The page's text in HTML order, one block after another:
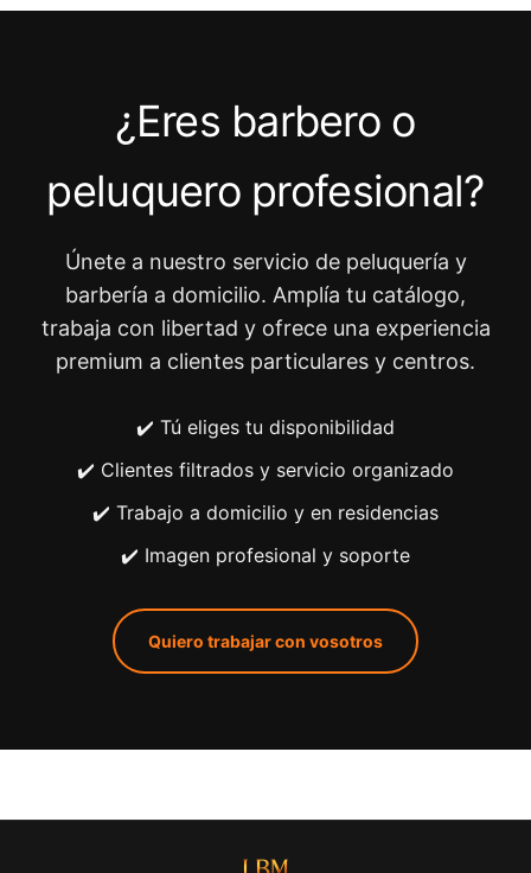
¿Eres barbero o
peluquero profesional?
Únete a nuestro servicio de peluquería y
barbería a domicilio. Amplía tu catálogo,
trabaja con libertad y ofrece una experiencia
premium a clientes particulares y centros.
✔️ Tú eliges tu disponibilidad
✔️ Clientes filtrados y servicio organizado
✔️ Trabajo a domicilio y en residencias
✔️ Imagen profesional y soporte
Quiero trabajar con vosotros